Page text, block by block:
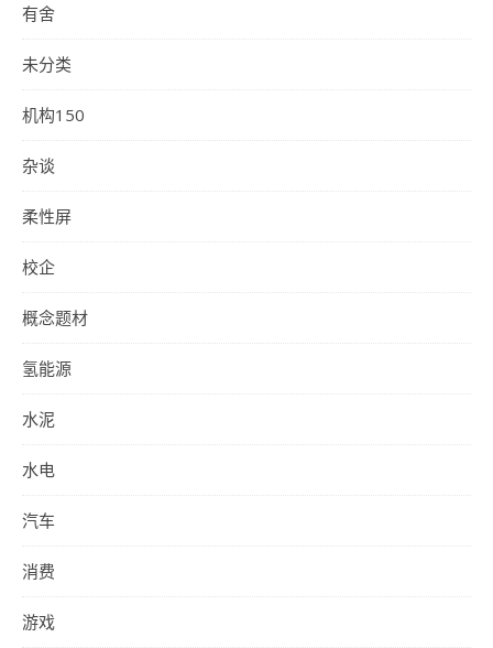
有舍
未分类
机构150
杂谈
柔性屏
校企
概念题材
氢能源
水泥
水电
汽车
消费
游戏